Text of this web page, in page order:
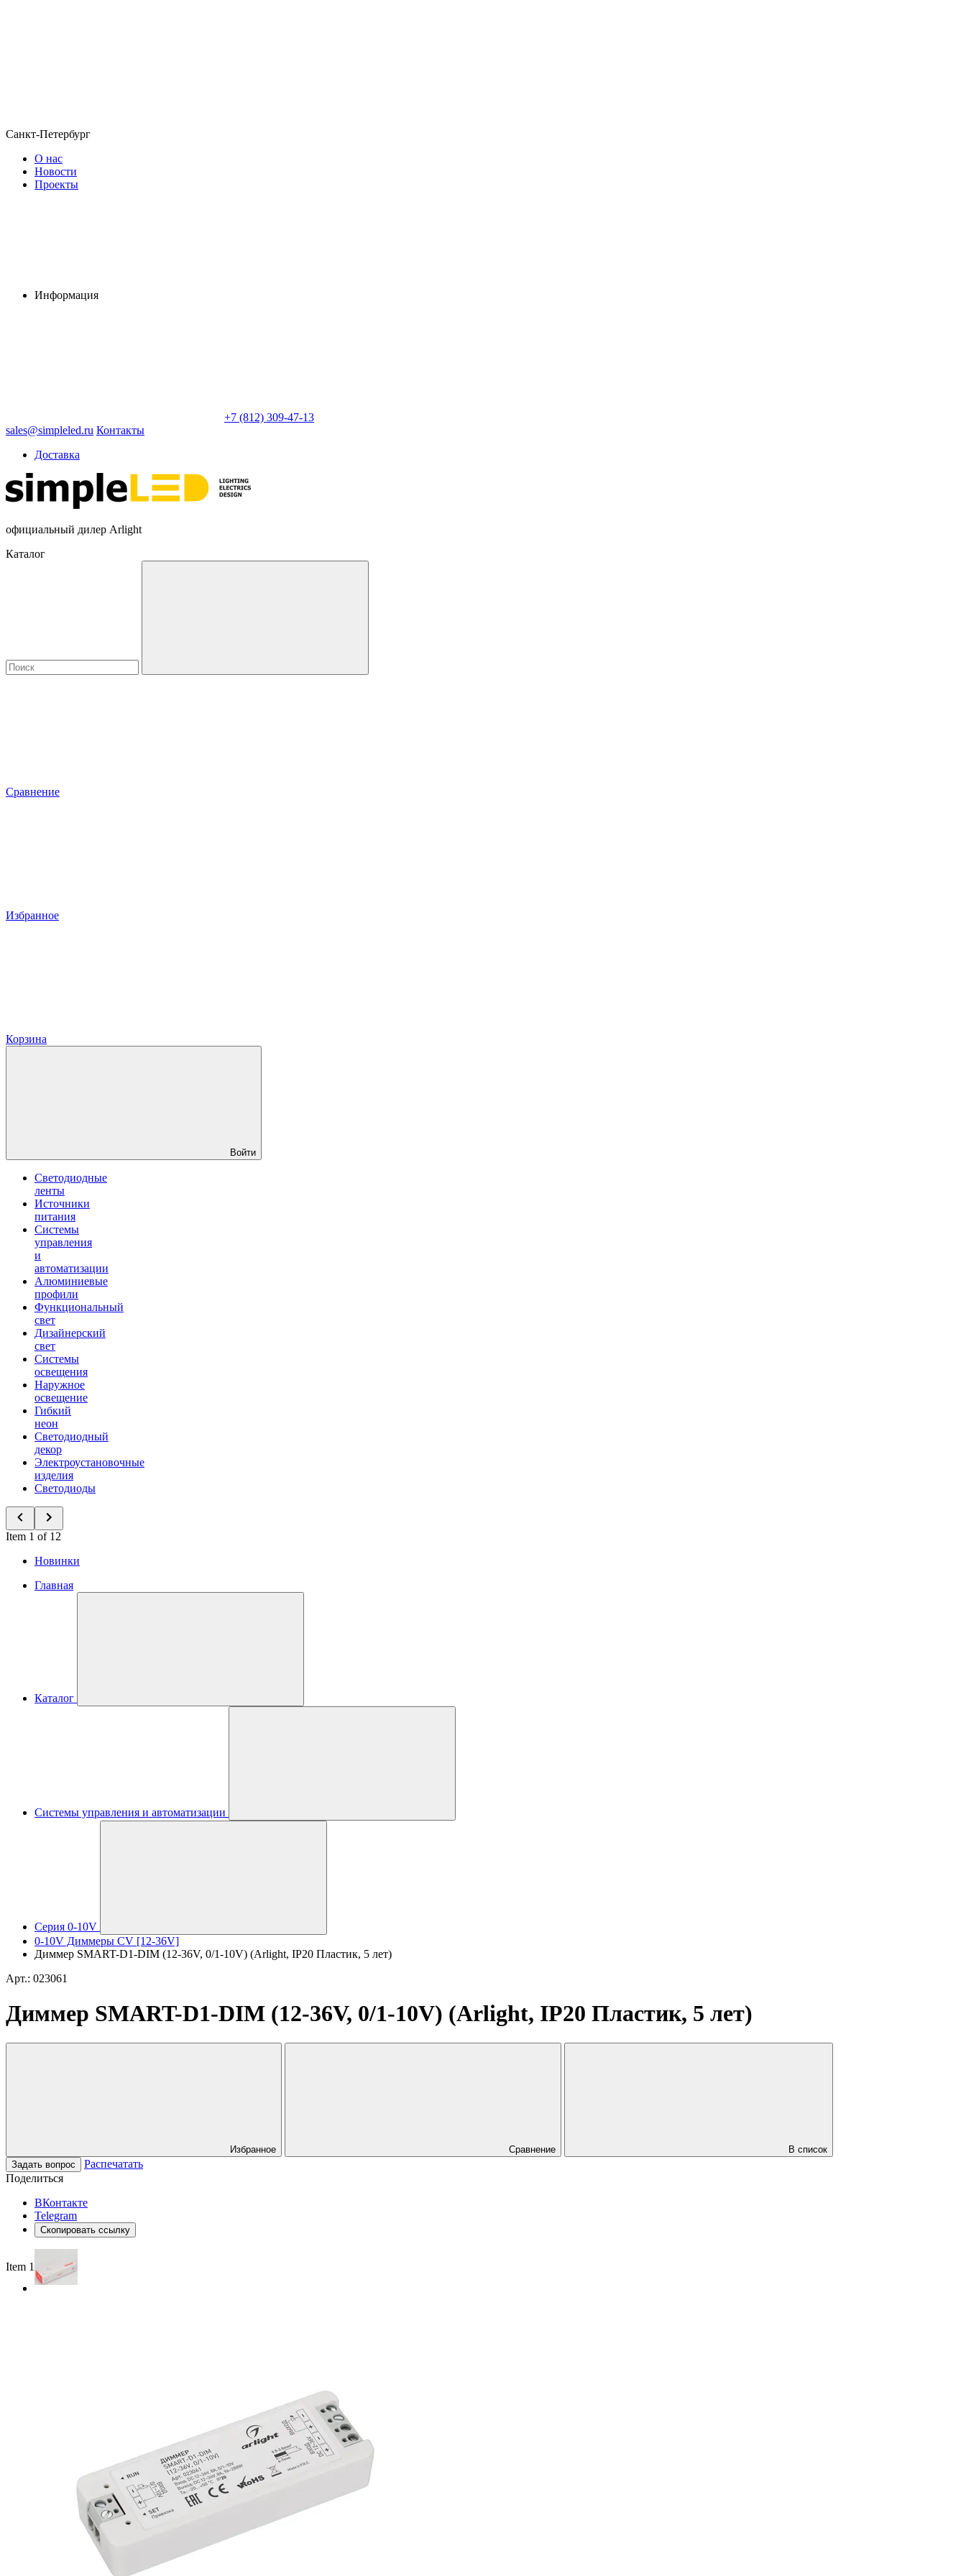
Санкт-Петербург
О нас
Новости
Проекты
Информация
+7 (812) 309-47-13
sales@simpleled.ru Контакты
Доставка
официальный дилер Arlight
Каталог
Сравнение
Избранное
Корзина
Войти
Светодиодные
ленты
Источники
питания
Системы
управления
и
автоматизации
Алюминиевые
профили
Функциональный
свет
Дизайнерский
свет
Системы
освещения
Наружное
освещение
Гибкий
неон
Светодиодный
декор
Электроустановочные
изделия
Светодиоды
Item 1 of 12
Новинки
Главная
Каталог
Системы управления и автоматизации
Серия 0-10V
0-10V Диммеры CV [12-36V]
Диммер SMART-D1-DIM (12-36V, 0/1-10V) (Arlight, IP20 Пластик, 5 лет)
Арт.: 023061
Диммер SMART-D1-DIM (12-36V, 0/1-10V) (Arlight, IP20 Пластик, 5 лет)
Избранное Сравнение
В список
Задать вопрос
Распечатать
Поделиться
ВКонтакте
Telegram
Скопировать ссылку
Item 1 of 2